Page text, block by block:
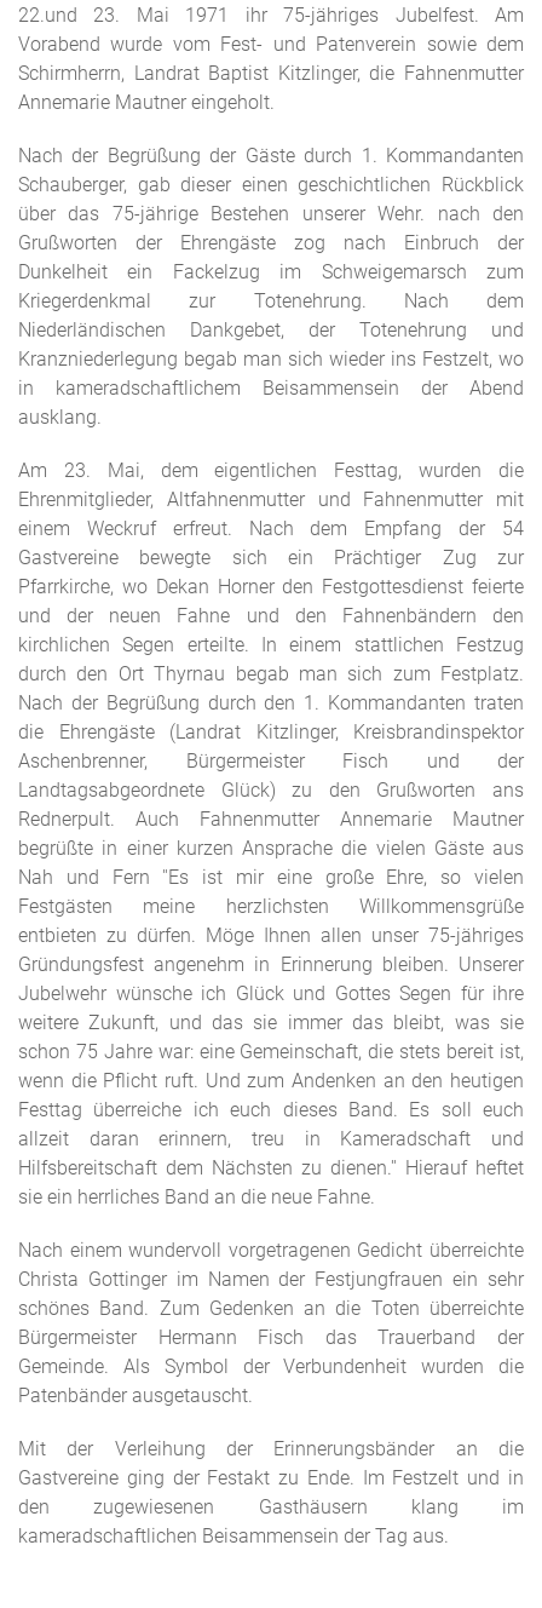
22.und 23. Mai 1971 ihr 75-jähriges Jubelfest. Am
Vorabend wurde vom Fest- und Patenverein sowie dem
Schirmherrn, Landrat Baptist Kitzlinger, die Fahnenmutter
Annemarie Mautner eingeholt.
Nach der Begrüßung der Gäste durch 1. Kommandanten
Schauberger, gab dieser einen geschichtlichen Rückblick
über das 75-jährige Bestehen unserer Wehr. nach den
Grußworten der Ehrengäste zog nach Einbruch der
Dunkelheit ein Fackelzug im Schweigemarsch zum
Kriegerdenkmal zur Totenehrung. Nach dem
Niederländischen Dankgebet, der Totenehrung und
Kranzniederlegung begab man sich wieder ins Festzelt, wo
in kameradschaftlichem Beisammensein der Abend
ausklang.
Am 23. Mai, dem eigentlichen Festtag, wurden die
Ehrenmitglieder, Altfahnenmutter und Fahnenmutter mit
einem Weckruf erfreut. Nach dem Empfang der 54
Gastvereine bewegte sich ein Prächtiger Zug zur
Pfarrkirche, wo Dekan Horner den Festgottesdienst feierte
und der neuen Fahne und den Fahnenbändern den
kirchlichen Segen erteilte. In einem stattlichen Festzug
durch den Ort Thyrnau begab man sich zum Festplatz.
Nach der Begrüßung durch den 1. Kommandanten traten
die Ehrengäste (Landrat Kitzlinger, Kreisbrandinspektor
Aschenbrenner, Bürgermeister Fisch und der
Landtagsabgeordnete Glück) zu den Grußworten ans
Rednerpult. Auch Fahnenmutter Annemarie Mautner
begrüßte in einer kurzen Ansprache die vielen Gäste aus
Nah und Fern ''Es ist mir eine große Ehre, so vielen
Festgästen meine herzlichsten Willkommensgrüße
entbieten zu dürfen. Möge Ihnen allen unser 75-jähriges
Gründungsfest angenehm in Erinnerung bleiben. Unserer
Jubelwehr wünsche ich Glück und Gottes Segen für ihre
weitere Zukunft, und das sie immer das bleibt, was sie
schon 75 Jahre war: eine Gemeinschaft, die stets bereit ist,
wenn die Pflicht ruft. Und zum Andenken an den heutigen
Festtag überreiche ich euch dieses Band. Es soll euch
allzeit daran erinnern, treu in Kameradschaft und
Hilfsbereitschaft dem Nächsten zu dienen.'' Hierauf heftet
sie ein herrliches Band an die neue Fahne.
Nach einem wundervoll vorgetragenen Gedicht überreichte
Christa Gottinger im Namen der Festjungfrauen ein sehr
schönes Band. Zum Gedenken an die Toten überreichte
Bürgermeister Hermann Fisch das Trauerband der
Gemeinde. Als Symbol der Verbundenheit wurden die
Patenbänder ausgetauscht.
Mit der Verleihung der Erinnerungsbänder an die
Gastvereine ging der Festakt zu Ende. Im Festzelt und in
den zugewiesenen Gasthäusern klang im
kameradschaftlichen Beisammensein der Tag aus.